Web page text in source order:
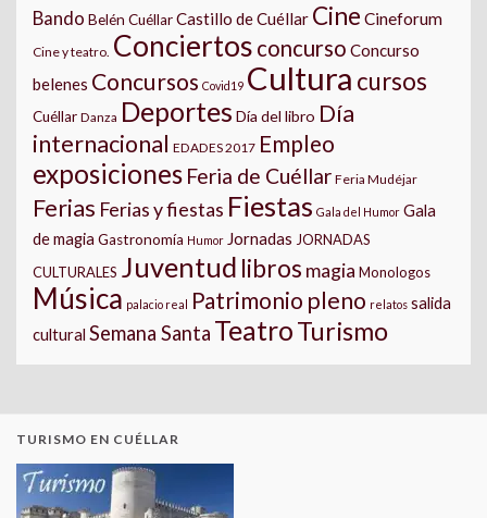
Bando Belén CuéllarCastillo de Cuéllar Cine Cineforum
Cine y teatro. Conciertos concurso Concurso
belenes Concursos Covid19 Cultura cursos
Cuéllar Danza Deportes Día del libro Día
internacional EDADES 2017 Empleo
exposiciones Feria de Cuéllar Feria Mudéjar
Ferias Ferias y fiestas Fiestas Gala del Humor Gala
de magia Gastronomía Humor Jornadas JORNADAS
CULTURALES Juventud libros magia Monologos
Música palacio real Patrimonio pleno relatos salida
cultural Semana Santa TeatroTurismo
TURISMO EN CUÉLLAR